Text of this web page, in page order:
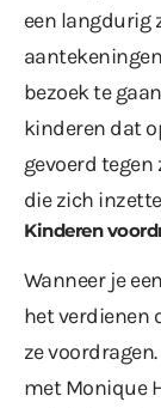
een langdurig
bezoek te
kinderen dat
gevoerd tegen
die zich
Kinderen
Wanneer je
het verdienen
ze
met Monique